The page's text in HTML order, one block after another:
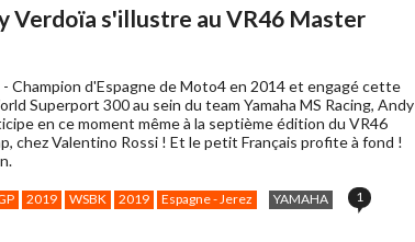
à
Verdoïa s'illustre au VR46 Master
- Champion d'Espagne de Moto4 en 2014 et engagé cette
Superport 300 au sein du team Yamaha MS Racing, Andy
en ce moment même à la septième édition du VR46
chez Valentino Rossi ! Et le petit Français profite à fond !
2019 WSBK 2019 Espagne - Jerez YAMAHA 1